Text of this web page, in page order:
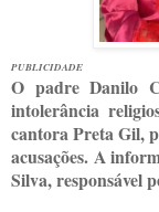
PUBLICIDADE
O padre Danilo
intolerância
cantora Preta Gil,
acusações. A
Silva, responsável